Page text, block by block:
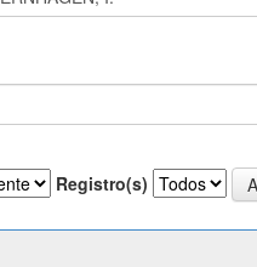
Registro(s)